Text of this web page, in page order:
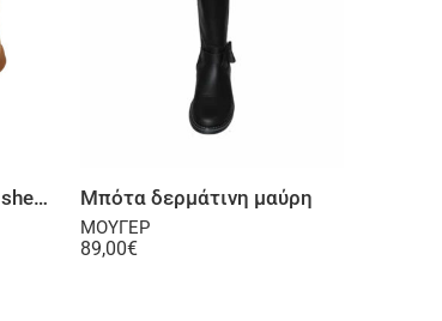
Μπότα χαμηλή δέρμα sheep skin ταμπά
Επιλογή
Μπότα δερμάτινη μαύρη
ΜΟΥΓΕΡ
89,00€